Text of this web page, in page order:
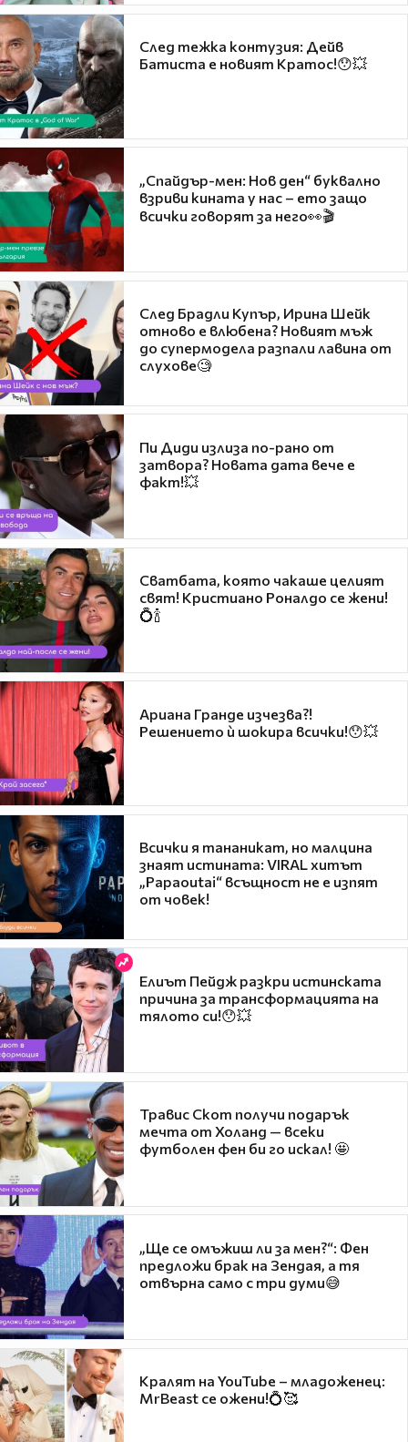
След тежка контузия: Дейв
Батиста е новият Кратос!😯💥
„Спайдър-мен: Нов ден“ буквално
взриви кината у нас – ето защо
всички говорят за него👀🎬
След Брадли Купър, Ирина Шейк
отново е влюбена? Новият мъж
до супермодела разпали лавина от
слухове🧐
Пи Диди излиза по-рано от
затвора? Новата дата вече е
факт!💥
Сватбата, която чакаше целият
свят! Кристиано Роналдо се жени!
💍🍾
Ариана Гранде изчезва?!
Решението ѝ шокира всички!😯💥
Всички я тананикат, но малцина
знаят истината: VIRAL хитът
„Papaoutai“ всъщност не е изпят
от човек!
Елиът Пейдж разкри истинската
причина за трансформацията на
тялото си!😯💥
Травис Скот получи подарък
мечта от Холанд — всеки
футболен фен би го искал! 🤩
„Ще се омъжиш ли за мен?“: Фен
предложи брак на Зендая, а тя
отвърна само с три думи😅
Кралят на YouTube – младоженец:
MrBeast се ожени!💍🥰